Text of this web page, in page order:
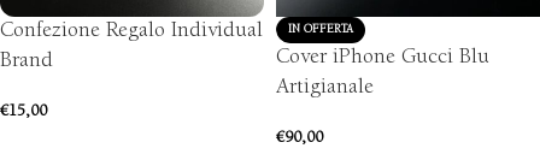
Confezione Regalo Individual
Brand
€15,00
IN OFFERTA
Cover iPhone Gucci Blu
Artigianale
€90,00